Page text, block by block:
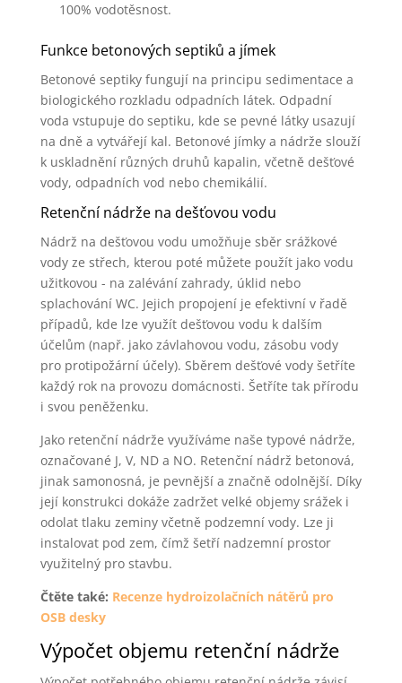
100% vodotěsnost.
Funkce betonových septiků a jímek
Betonové septiky fungují na principu sedimentace a
biologického rozkladu odpadních látek. Odpadní
voda vstupuje do septiku, kde se pevné látky usazují
na dně a vytvářejí kal. Betonové jímky a nádrže slouží
k uskladnění různých druhů kapalin, včetně dešťové
vody, odpadních vod nebo chemikálií.
Retenční nádrže na dešťovou vodu
Nádrž na dešťovou vodu umožňuje sběr srážkové
vody ze střech, kterou poté můžete použít jako vodu
užitkovou - na zalévání zahrady, úklid nebo
splachování WC. Jejich propojení je efektivní v řadě
případů, kde lze využít dešťovou vodu k dalším
účelům (např. jako závlahovou vodu, zásobu vody
pro protipožární účely). Sběrem dešťové vody šetříte
každý rok na provozu domácnosti. Šetříte tak přírodu
i svou peněženku.
Jako retenční nádrže využíváme naše typové nádrže,
označované J, V, ND a NO. Retenční nádrž betonová,
jinak samonosná, je pevnější a značně odolnější. Díky
její konstrukci dokáže zadržet velké objemy srážek i
odolat tlaku zeminy včetně podzemní vody. Lze ji
instalovat pod zem, čímž šetří nadzemní prostor
využitelný pro stavbu.
Čtěte také: Recenze hydroizolačních nátěrů pro
OSB desky
Výpočet objemu retenční nádrže